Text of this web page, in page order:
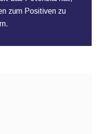
zum Positiven zu